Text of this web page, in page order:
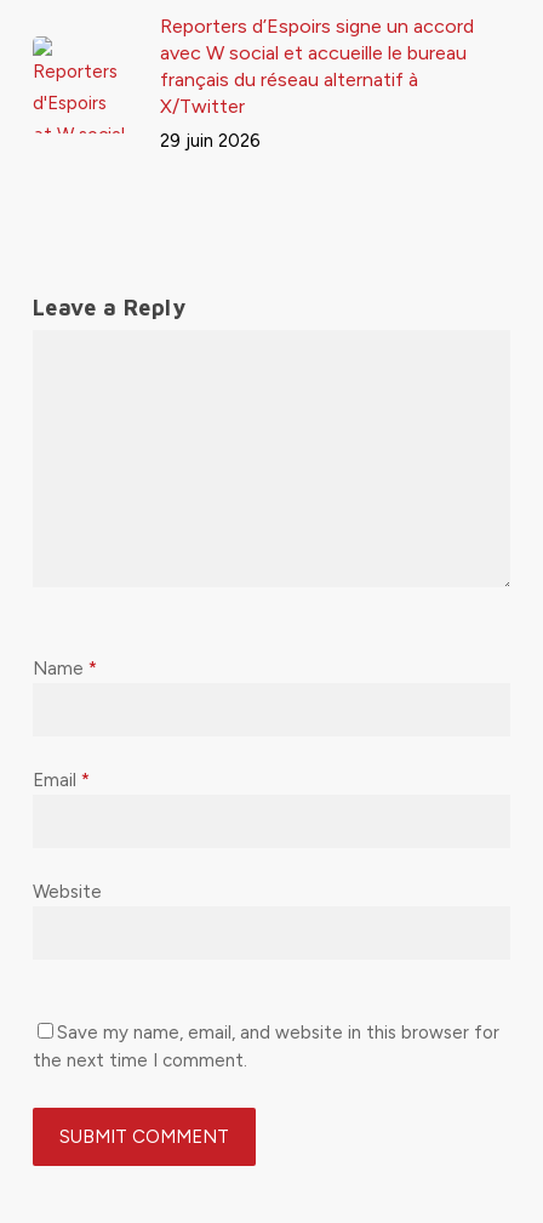
Reporters d’Espoirs signe un accord
avec W social et accueille le bureau
français du réseau alternatif à
X/Twitter
29 juin 2026
Leave a Reply
Name *
Email *
Website
Save my name, email, and website in this browser for
the next time I comment.